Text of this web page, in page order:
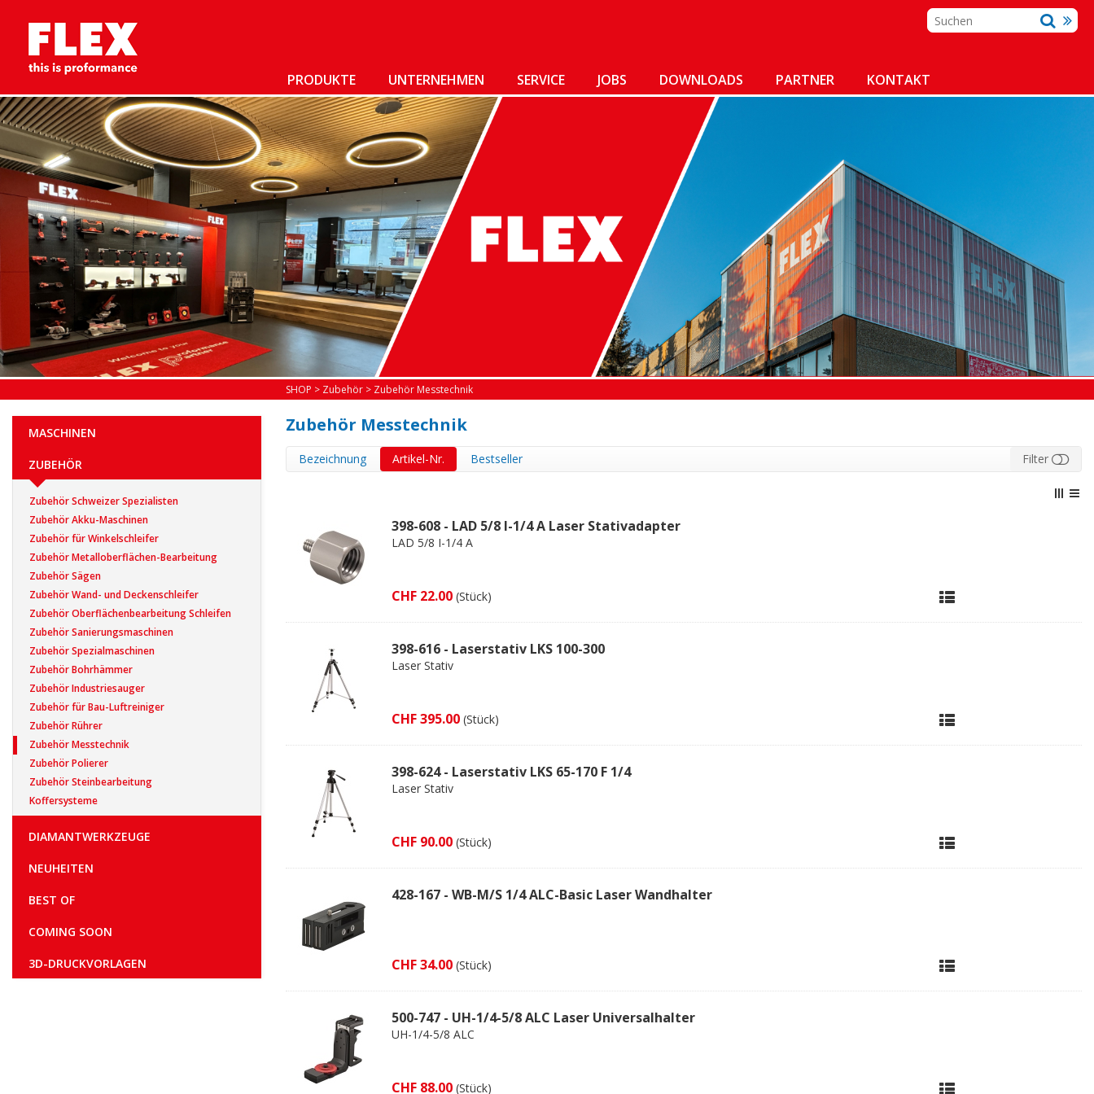
PRODUKTE UNTERNEHMEN SERVICE JOBS DOWNLOADS PARTNER KONTAKT
MASCHINEN
ZUBEHÖR
Zubehör Schweizer Spezialisten
Zubehör Akku-Maschinen
Zubehör für Winkelschleifer
Zubehör Metalloberflächen-Bearbeitung
Zubehör Sägen
Zubehör Wand- und Deckenschleifer
Zubehör Oberflächenbearbeitung Schleifen
Zubehör Sanierungsmaschinen
Zubehör Spezialmaschinen
Zubehör Bohrhämmer
Zubehör Industriesauger
Zubehör für Bau-Luftreiniger
Zubehör Rührer
Zubehör Messtechnik
Zubehör Polierer
Zubehör Steinbearbeitung
Koffersysteme
DIAMANTWERKZEUGE
NEUHEITEN
BEST OF
COMING SOON
3D-DRUCKVORLAGEN
SHOP > Zubehör > Zubehör Messtechnik
Zubehör Messtechnik
Bezeichnung Artikel-Nr. Bestseller Filter
398-608 - LAD 5/8 I-1/4 A Laser Stativadapter
LAD 5/8 I-1/4 A
CHF 22.00 (Stück)
398-616 - Laserstativ LKS 100-300
Laser Stativ
CHF 395.00 (Stück)
398-624 - Laserstativ LKS 65-170 F 1/4
Laser Stativ
CHF 90.00 (Stück)
428-167 - WB-M/S 1/4 ALC-Basic Laser Wandhalter
CHF 34.00 (Stück)
500-747 - UH-1/4-5/8 ALC Laser Universalhalter
UH-1/4-5/8 ALC
CHF 88.00 (Stück)